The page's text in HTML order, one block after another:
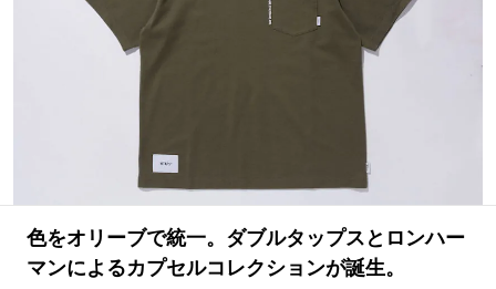
#ESSENTIAL DESIGNS #古着サミット
#NEW VINTAGE
#路地裏てぃーん。 #MONTHLY JOURNAL
#Commune H
#FASHION #MOVIE
#LIFESTYLE #SNEAKER #OUTDOOR
#SPORTS #HANDSOME HANDBOOK
色をオリーブで統一。ダブルタップスとロンハー
マンによるカプセルコレクションが誕生。